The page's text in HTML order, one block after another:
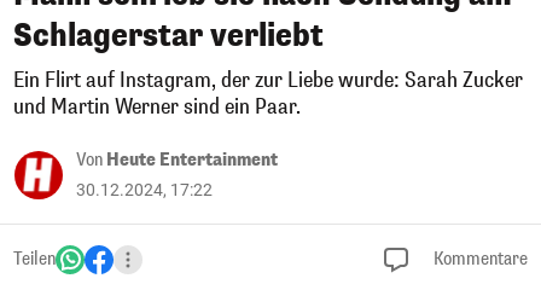
Schlagerstar verliebt
Ein Flirt auf Instagram, der zur Liebe wurde: Sarah Zucker
und Martin Werner sind ein Paar.
Von Heute Entertainment
30.12.2024, 17:22
Teilen Kommentare